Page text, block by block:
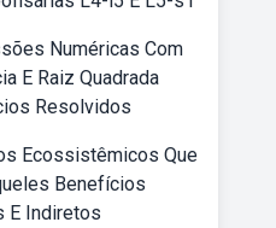
Numéricas Com
E Raiz Quadrada
Resolvidos
Ecossistêmicos Que
Benefícios
E Indiretos